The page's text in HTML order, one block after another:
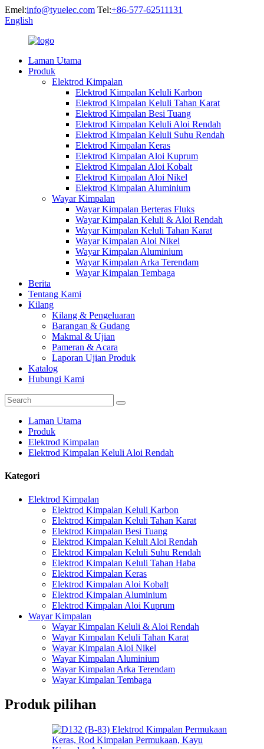
Emel:info@tyuelec.com Tel:+86-577-62511131
English
Laman Utama
Produk
Elektrod Kimpalan
Elektrod Kimpalan Keluli Karbon
Elektrod Kimpalan Keluli Tahan Karat
Elektrod Kimpalan Besi Tuang
Elektrod Kimpalan Keluli Aloi Rendah
Elektrod Kimpalan Keluli Suhu Rendah
Elektrod Kimpalan Keras
Elektrod Kimpalan Aloi Kuprum
Elektrod Kimpalan Aloi Kobalt
Elektrod Kimpalan Aloi Nikel
Elektrod Kimpalan Aluminium
Wayar Kimpalan
Wayar Kimpalan Berteras Fluks
Wayar Kimpalan Keluli & Aloi Rendah
Wayar Kimpalan Keluli Tahan Karat
Wayar Kimpalan Aloi Nikel
Wayar Kimpalan Aluminium
Wayar Kimpalan Arka Terendam
Wayar Kimpalan Tembaga
Berita
Tentang Kami
Kilang
Kilang & Pengeluaran
Barangan & Gudang
Makmal & Ujian
Pameran & Acara
Laporan Ujian Produk
Katalog
Hubungi Kami
Laman Utama
Produk
Elektrod Kimpalan
Elektrod Kimpalan Keluli Aloi Rendah
Kategori
Elektrod Kimpalan
Elektrod Kimpalan Keluli Karbon
Elektrod Kimpalan Keluli Tahan Karat
Elektrod Kimpalan Besi Tuang
Elektrod Kimpalan Keluli Aloi Rendah
Elektrod Kimpalan Keluli Suhu Rendah
Elektrod Kimpalan Keluli Tahan Haba
Elektrod Kimpalan Keras
Elektrod Kimpalan Aloi Kobalt
Elektrod Kimpalan Aluminium
Elektrod Kimpalan Aloi Kuprum
Wayar Kimpalan
Wayar Kimpalan Keluli & Aloi Rendah
Wayar Kimpalan Keluli Tahan Karat
Wayar Kimpalan Aloi Nikel
Wayar Kimpalan Aluminium
Wayar Kimpalan Arka Terendam
Wayar Kimpalan Tembaga
Produk pilihan